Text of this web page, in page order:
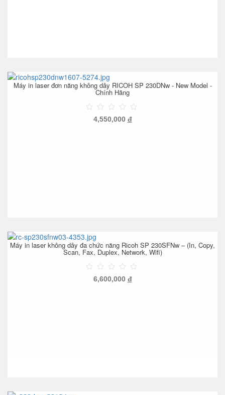
Máy in laser đơn năng không dây RICOH SP 230DNw - New Model -
Chính Hãng
4,550,000 đ
Máy in laser không dây đa chức năng Ricoh SP 230SFNw – (In, Copy,
Scan, Fax, Duplex, Network, Wifi)
6,600,000 đ